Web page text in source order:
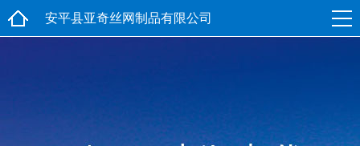
安平县亚奇丝网制品有限公司